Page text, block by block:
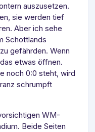
auszusetzen.
sie werden tief
Aber ich sehe
Schottlands
gefährden. Wenn
etwas öffnen.
noch 0:0 steht, wird
schrumpft
WM-
Beide Seiten